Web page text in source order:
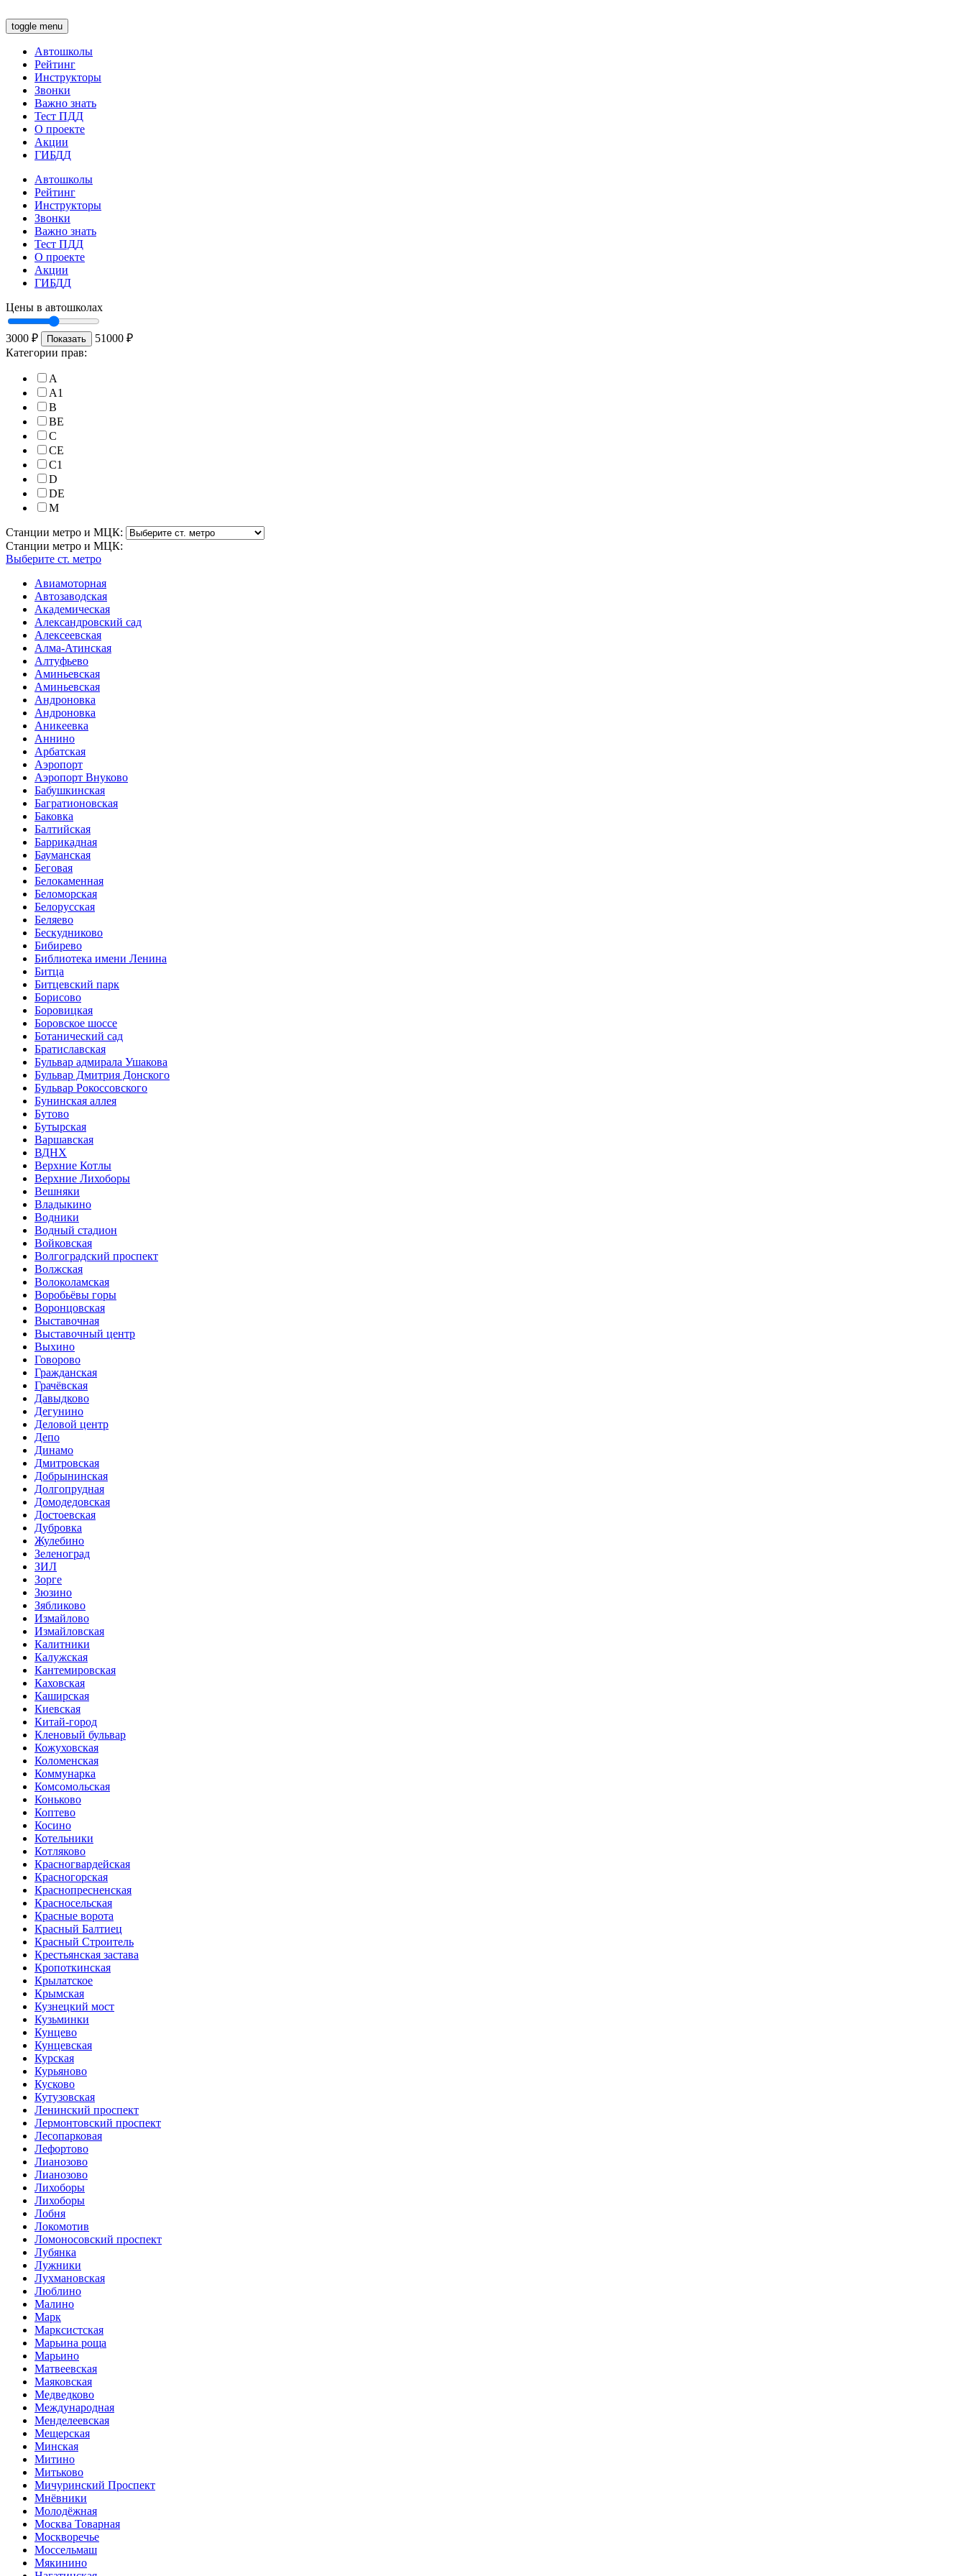
toggle menu
Автошколы
Рейтинг
Инструкторы
Звонки
Важно знать
Тест ПДД
О проекте
Акции
ГИБДД
Автошколы
Рейтинг
Инструкторы
Звонки
Важно знать
Тест ПДД
О проекте
Акции
ГИБДД
Цены в автошколах
3000 ₽ Показать 51000 ₽
Категории прав:
A
A1
B
BE
C
CE
C1
D
DE
M
Станции метро и МЦК:
Станции метро и МЦК:
Выберите ст. метро
Авиамоторная
Автозаводская
Академическая
Александровский сад
Алексеевская
Алма-Атинская
Алтуфьево
Аминьевская
Аминьевская
Андроновка
Андроновка
Аникеевка
Аннино
Арбатская
Аэропорт
Аэропорт Внуково
Бабушкинская
Багратионовская
Баковка
Балтийская
Баррикадная
Бауманская
Беговая
Белокаменная
Беломорская
Белорусская
Беляево
Бескудниково
Бибирево
Библиотека имени Ленина
Битца
Битцевский парк
Борисово
Боровицкая
Боровское шоссе
Ботанический сад
Братиславская
Бульвар адмирала Ушакова
Бульвар Дмитрия Донского
Бульвар Рокоссовского
Бунинская аллея
Бутово
Бутырская
Варшавская
ВДНХ
Верхние Котлы
Верхние Лихоборы
Вешняки
Владыкино
Водники
Водный стадион
Войковская
Волгоградский проспект
Волжская
Волоколамская
Воробьёвы горы
Воронцовская
Выставочная
Выставочный центр
Выхино
Говорово
Гражданская
Грачёвская
Давыдково
Дегунино
Деловой центр
Депо
Динамо
Дмитровская
Добрынинская
Долгопрудная
Домодедовская
Достоевская
Дубровка
Жулебино
Зеленоград
ЗИЛ
Зорге
Зюзино
Зябликово
Измайлово
Измайловская
Калитники
Калужская
Кантемировская
Каховская
Каширская
Киевская
Китай-город
Кленовый бульвар
Кожуховская
Коломенская
Коммунарка
Комсомольская
Коньково
Коптево
Косино
Котельники
Котляково
Красногвардейская
Красногорская
Краснопресненская
Красносельская
Красные ворота
Красный Балтиец
Красный Строитель
Крестьянская застава
Кропоткинская
Крылатское
Крымская
Кузнецкий мост
Кузьминки
Кунцево
Кунцевская
Курская
Курьяново
Кусково
Кутузовская
Ленинский проспект
Лермонтовский проспект
Лесопарковая
Лефортово
Лианозово
Лианозово
Лихоборы
Лихоборы
Лобня
Локомотив
Ломоносовский проспект
Лубянка
Лужники
Лухмановская
Люблино
Малино
Марк
Марксистская
Марьина роща
Марьино
Матвеевская
Маяковская
Медведково
Международная
Менделеевская
Мещерская
Минская
Митино
Митьково
Мичуринский Проспект
Мнёвники
Молодёжная
Москва Товарная
Москворечье
Моссельмаш
Мякинино